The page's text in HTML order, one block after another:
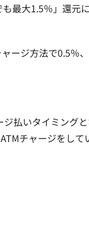
最大1.5％」還元
ージ方法で0.5％、
払いタイミングと
チャージをして